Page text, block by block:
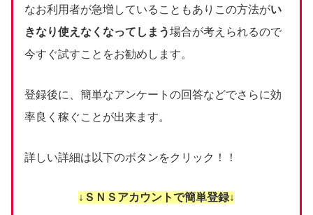
なお利用者が急増していることもありこの方法がい
きなり使えなくなってしまう場合が考えられるので
今すぐ試すことをお勧めします。
登録後に、簡単なアンケートの回答などでさらに効
率良く稼ぐことが出来ます。
詳しい詳細は以下のボタンをクリック！！
↓ＳＮＳアカウントで簡単登録↓